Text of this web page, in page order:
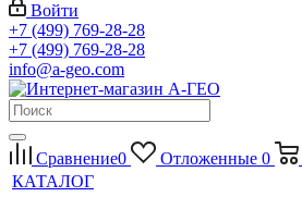
Войти
+7 (499) 769-28-28
+7 (499) 769-28-28
info@a-geo.com
Сравнение0 Отложенные 0
КАТАЛОГ